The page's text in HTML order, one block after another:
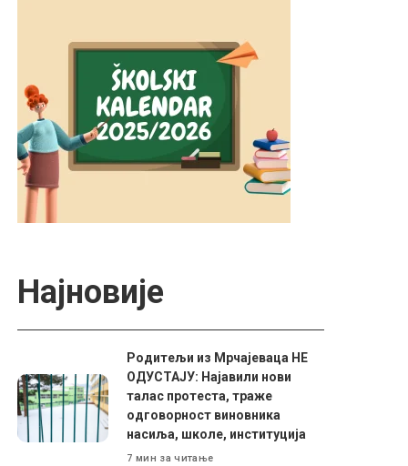
Најновије
Родитељи из Мрчајеваца НЕ
ОДУСТАЈУ: Најавили нови
талас протеста, траже
одговорност виновника
насиља, школе, институција
7 мин за читање